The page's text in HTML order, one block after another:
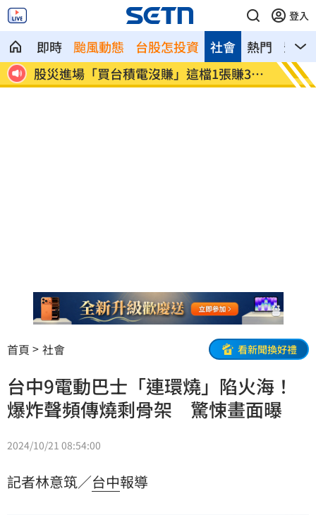
登入
即時 颱風動態 台股怎投資 熱門 影音
社會
方恩格拿國軍小泡芙作文章 遭1事實打臉
陳韻
知
首頁 社會 看新聞換好禮
台中9電動巴士「連環燒」陷火海！
爆炸聲頻傳燒剩骨架 驚悚畫面曝
2024/10/21 08:54:00
記者林意筑／台中報導